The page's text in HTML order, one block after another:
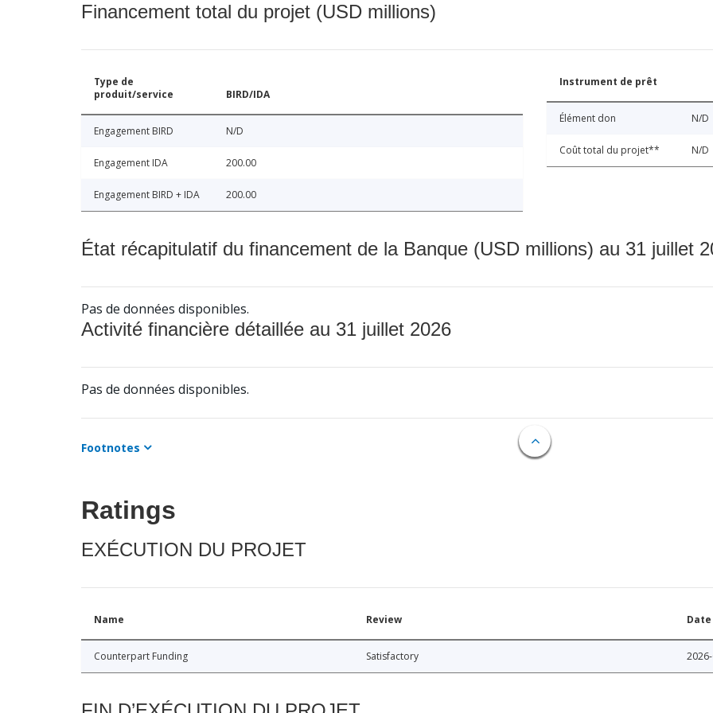
Financement total du projet (USD millions)
Type de
produit/service
BIRD/IDA
Engagement BIRD N/D
Engagement IDA 200.00
Engagement BIRD + IDA 200.00
Instrument de prêt
Élément don N/D
Coût total du projet** N/D
État récapitulatif du financement de la Banque (USD millions) au 31 juillet
Pas de données disponibles.
Activité financière détaillée au 31 juillet 2026
Pas de données disponibles.
Footnotes
Ratings
EXÉCUTION DU PROJET
Name Review Date
Counterpart Funding Satisfactory